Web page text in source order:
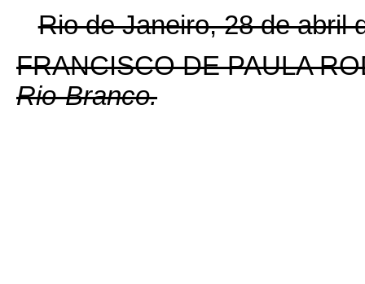
Rio de Janeiro, 28 de abril
FRANCISCO DE PAULA
Rio-Branco.